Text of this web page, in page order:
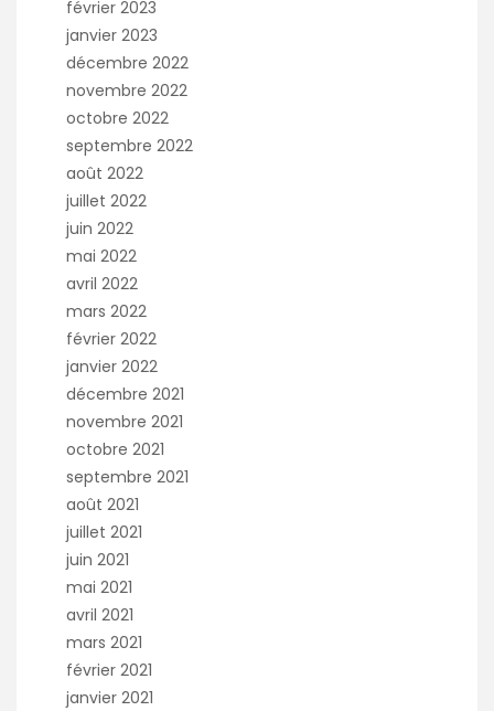
février 2023
janvier 2023
décembre 2022
novembre 2022
octobre 2022
septembre 2022
août 2022
juillet 2022
juin 2022
mai 2022
avril 2022
mars 2022
février 2022
janvier 2022
décembre 2021
novembre 2021
octobre 2021
septembre 2021
août 2021
juillet 2021
juin 2021
mai 2021
avril 2021
mars 2021
février 2021
janvier 2021